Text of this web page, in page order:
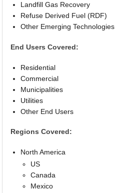
Landfill Gas Recovery
Refuse Derived Fuel (RDF)
Other Emerging Technologies
End Users Covered:
Residential
Commercial
Municipalities
Utilities
Other End Users
Regions Covered:
North America
US
Canada
Mexico